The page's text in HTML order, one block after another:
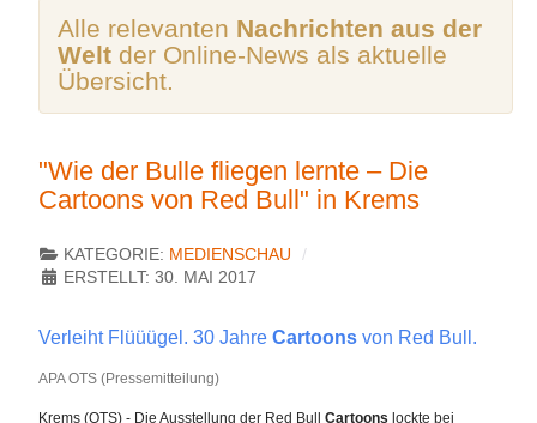
Alle relevanten Nachrichten aus der
Welt der Online-News als aktuelle
Übersicht.
"Wie der Bulle fliegen lernte – Die
Cartoons von Red Bull" in Krems
KATEGORIE: MEDIENSCHAU
ERSTELLT: 30. MAI 2017
Verleiht Flüüügel. 30 Jahre Cartoons von Red Bull.
APA OTS (Pressemitteilung)
Krems (OTS) - Die Ausstellung der Red Bull Cartoons lockte bei